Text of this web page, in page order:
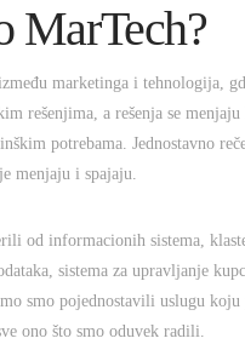
MarTech?
marketinga i tehnologija,
rešenjima, a rešenja se
potrebama. Jednostavno
menjaju i spajaju.
od informacionih sistema,
sistema za upravljanje
smo pojednostavili uslugu koju
ono što smo oduvek radili.